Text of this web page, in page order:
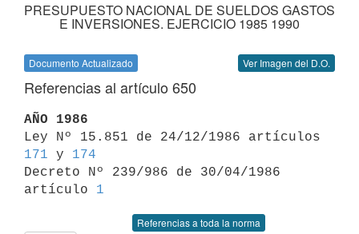
PRESUPUESTO NACIONAL DE SUELDOS GASTOS
E INVERSIONES. EJERCICIO 1985 1990
Documento Actualizado Ver Imagen del D.O.
Referencias al artículo 650
AÑO 1986
171 y 174
Decreto Nº 239/986 de 30/04/1986
artículo 1
Referencias a toda la norma